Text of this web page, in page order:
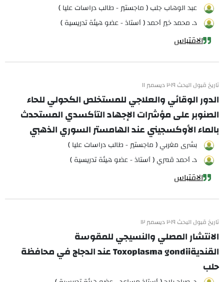
عبد الوهاب جلب ( ماجستير - طالب دراسات عليا )
د. محمد خير أحمد ( أستاذ - عضو هيئة تدريسية )
الاقتباس
تاريخ قبول البحث ٢٠١٩ ديسمبر ١١
الدور الوقائي والعلاجي للمستخلص الكحولي للحاء
الصنوبر على مؤشرات الإجهاد التأكسدي المستحدث
بالماء الأوكسجيني عند الهامستر السوري الذهبي
بشرى مغربي ( ماجستير - طالب دراسات عليا )
د. أحمد قمري ( أستاذ - عضو هيئة تدريسية )
الاقتباس
تاريخ قبول البحث ٢٠١٩ ديسمبر ١٢
الانتشار المصلي والنسيجي للمقوسة
القنديةToxoplasma gondii عند الدجاج في محافظة
حلب